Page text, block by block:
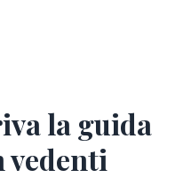
la guida
vedenti